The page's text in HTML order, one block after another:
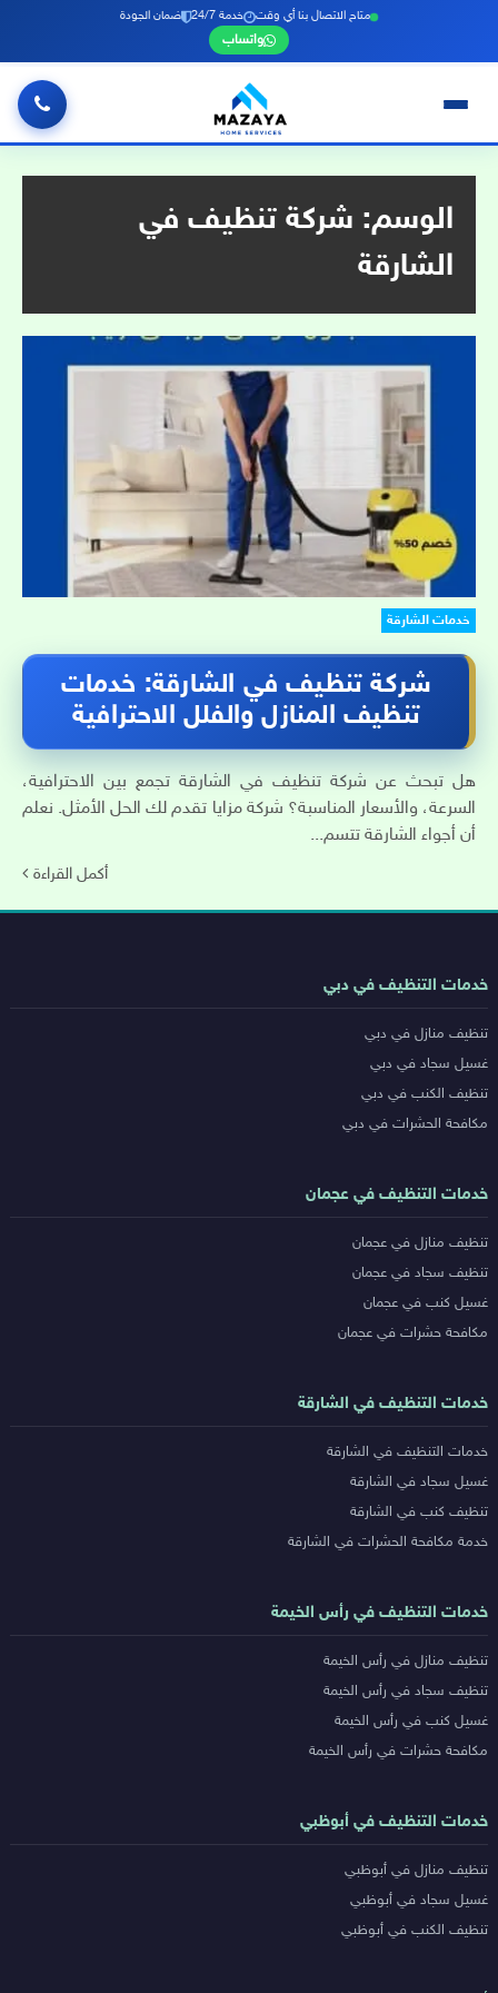
متاح الاتصال بنا أي وقت خدمة 24/7 ضمان الجودة
واتساب
الوسم: شركة تنظيف في
الشارقة
خدمات الشارقة
شركة تنظيف في الشارقة: خدمات
تنظيف المنازل والفلل الاحترافية
هل تبحث عن شركة تنظيف في الشارقة تجمع بين الاحترافية،
السرعة، والأسعار المناسبة؟ شركة مزايا تقدم لك الحل الأمثل. نعلم
أن أجواء الشارقة تتسم...
أكمل القراءة
روابط
المدن
خدمات التنظيف في دبي
تنظيف منازل في دبي
غسيل سجاد في دبي
تنظيف الكنب في دبي
مكافحة الحشرات في دبي
خدمات التنظيف في عجمان
تنظيف منازل في عجمان
تنظيف سجاد في عجمان
غسيل كنب في عجمان
مكافحة حشرات في عجمان
خدمات التنظيف في الشارقة
خدمات التنظيف في الشارقة
غسيل سجاد في الشارقة
تنظيف كنب في الشارقة
خدمة مكافحة الحشرات في الشارقة
خدمات التنظيف في رأس الخيمة
تنظيف منازل في رأس الخيمة
تنظيف سجاد في رأس الخيمة
غسيل كنب في رأس الخيمة
مكافحة حشرات في رأس الخيمة
خدمات التنظيف في أبوظبي
تنظيف منازل في أبوظبي
غسيل سجاد في أبوظبي
تنظيف الكنب في أبوظبي